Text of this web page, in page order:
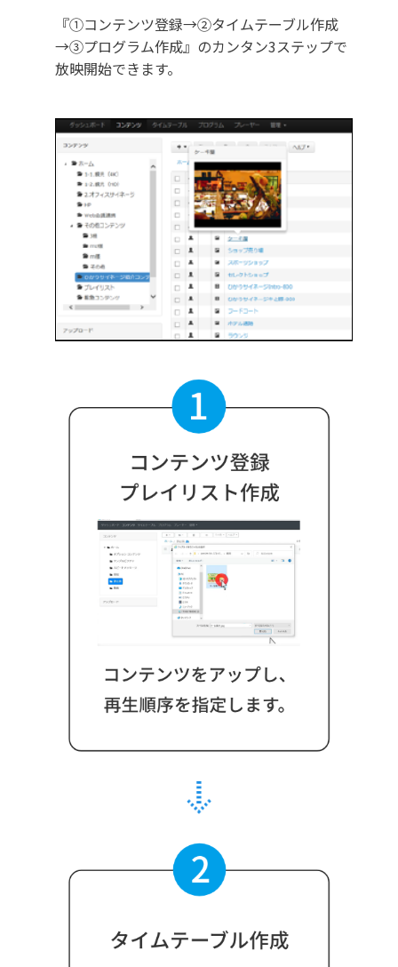
『①コンテンツ登録→②タイムテーブル作成
→③プログラム作成』のカンタン3ステップで
放映開始できます。